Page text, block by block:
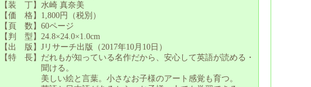
【装 丁】水崎 真奈美
【価 格】1,800円（税別）
【頁 数】60ページ
【判 型】24.8×24.0×1.0cm
【出 版】Jリサーチ出版（2017年10月10日）
【特 長】だれもが知っている名作だから、安心して英語が読める・
聞ける。
美しい絵と言葉。小さなお子様のアート感覚も育つ。